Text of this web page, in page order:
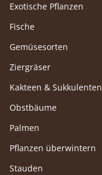
Exotische Pflanzen
Fische
Gemüsesorten
Ziergräser
Kakteen & Sukkulenten
Obstbäume
Palmen
Pflanzen überwintern
Stauden